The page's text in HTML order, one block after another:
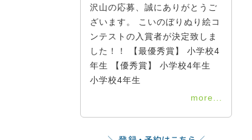
沢山の応募、誠にありがとうご
ざいます。 こいのぼりぬり絵コ
ンテストの入賞者が決定致しま
した！！ 【最優秀賞】 小学校4
年生 【優秀賞】 小学校4年生
小学校4年生
more...